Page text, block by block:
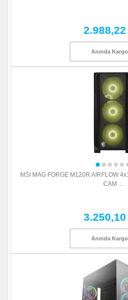
Anında
MSI MAG FORGE M120R AIRFLOW
CAM ...
Anında